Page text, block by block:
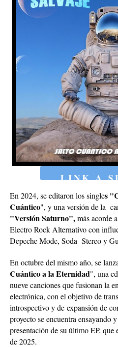
LINK A
En 2024, se editaron los singles
Cuántico", y una versión de la
"Versión Saturno",más acorde
Electro Rock Alternativo con
Depeche Mode, Soda Stereo y
En octubre del mismo año, se
Cuántico a la Eternidad", una
nueve canciones que fusionan la
electrónica, con el objetivo de
introspectivo y de expansión de
proyecto se encuentra ensayando
presentación de su último EP,
de 2025.